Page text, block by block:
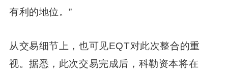
有利的地位。”
从交易细节上，也可见EQT对此次整合的重
视。据悉，此次交易完成后，科勒资本将在